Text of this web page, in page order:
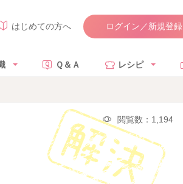
はじめての方へ ログイン／新規登録
Ｑ＆Ａ レシピ
閲覧数：1,194